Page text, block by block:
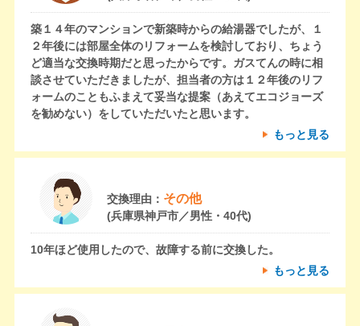
築１４年のマンションで新築時からの給湯器でしたが、１
２年後には部屋全体のリフォームを検討しており、ちょう
ど適当な交換時期だと思ったからです。ガスてんの時に相
談させていただきましたが、担当者の方は１２年後のリフ
ォームのこともふまえて妥当な提案（あえてエコジョーズ
を勧めない）をしていただいたと思います。
もっと見る
交換理由： その他
(兵庫県神戸市／男性・40代)
10年ほど使用したので、故障する前に交換した。
もっと見る